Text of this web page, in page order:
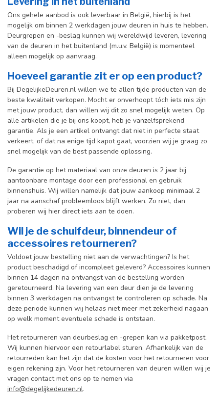
Ons gehele aanbod is ook leverbaar in België, hierbij is het
mogelijk om binnen 2 werkdagen jouw deuren in huis te hebben.
Deurgrepen en -beslag kunnen wij wereldwijd leveren, levering
van de deuren in het buitenland (m.u.v. België) is momenteel
alleen mogelijk op aanvraag.
Hoeveel garantie zit er op een product?
Bij DegelijkeDeuren.nl willen we te allen tijde producten van de
beste kwaliteit verkopen. Mocht er onverhoopt tóch iets mis zijn
met jouw product, dan willen wij dit zo snel mogelijk weten. Op
alle artikelen die je bij ons koopt, heb je vanzelfsprekend
garantie. Als je een artikel ontvangt dat niet in perfecte staat
verkeert, of dat na enige tijd kapot gaat, voorzien wij je graag zo
snel mogelijk van de best passende oplossing.
De garantie op het materiaal van onze deuren is 2 jaar bij
aantoonbare montage door een professional en gebruik
binnenshuis. Wij willen namelijk dat jouw aankoop minimaal 2
jaar na aanschaf probleemloos blijft werken. Zo niet, dan
proberen wij hier direct iets aan te doen.
Wil je de schuifdeur, binnendeur of
accessoires retourneren?
Voldoet jouw bestelling niet aan de verwachtingen? Is het
product beschadigd of incompleet geleverd? Accessoires kunnen
binnen 14 dagen na ontvangst van de bestelling worden
geretourneerd. Na levering van een deur dien je de levering
binnen 3 werkdagen na ontvangst te controleren op schade. Na
deze periode kunnen wij helaas niet meer met zekerheid nagaan
op welk moment eventuele schade is ontstaan.
Het retourneren van deurbeslag en -grepen kan via pakketpost.
Wij kunnen hiervoor een retourlabel sturen. Afhankelijk van de
retourreden kan het zijn dat de kosten voor het retourneren voor
eigen rekening zijn. Voor het retourneren van deuren willen wij je
vragen contact met ons op te nemen via
info@degelijkedeuren.nl.